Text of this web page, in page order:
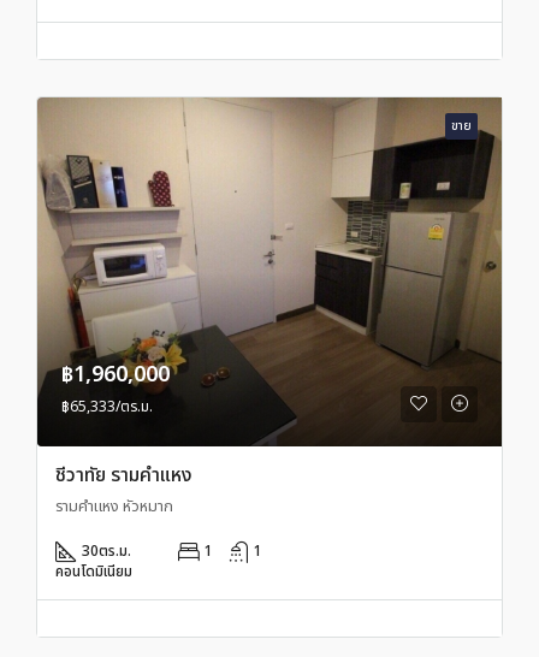
ขาย
฿1,960,000
฿65,333/ตร.ม.
ชีวาทัย รามคำแหง
รามคำแหง หัวหมาก
30ตร.ม. 1
1
คอนโดมิเนียม